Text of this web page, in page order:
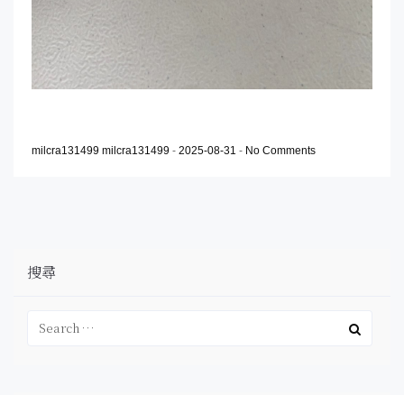
milcra131499 milcra131499 - 2025-08-31 - No Comments
搜尋